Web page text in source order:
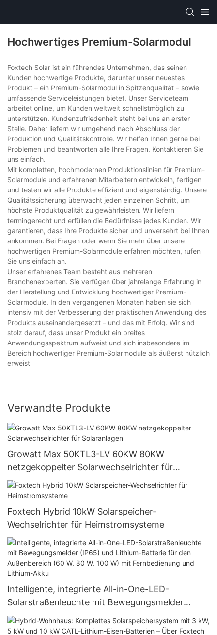
Hochwertiges Premium-Solarmodul
Foxtech Solar ist ein führendes Unternehmen, das seinen
Kunden hochwertige Produkte, darunter unser neuestes
Produkt – ein Premium-Solarmodul in Spitzenqualität – sowie
umfassende Serviceleistungen bietet. Unser Serviceteam
arbeitet online, um Kunden weltweit schnellstmöglich zu
unterstützen. Kundenzufriedenheit steht bei uns an erster
Stelle. Daher liefern wir umgehend nach Abschluss der
Produktion und Qualitätskontrolle. Wir helfen Ihnen gerne bei
Problemen und beantworten alle Ihre Fragen. Kontaktieren Sie
uns einfach.
Mit kompletten, hochmodernen Produktionslinien für Premium-
Solarmodule und erfahrenen Mitarbeitern entwickeln, fertigen
und testen wir alle Produkte effizient und eigenständig. Unsere
Qualitätssicherung überwacht jeden einzelnen Schritt, um
höchste Produktqualität zu gewährleisten. Wir liefern
termingerecht und erfüllen die Bedürfnisse jedes Kunden. Wir
garantieren, dass Ihre Produkte sicher und unversehrt bei Ihnen
ankommen. Bei Fragen oder wenn Sie mehr über unsere
hochwertigen Premium-Solarmodule erfahren möchten, rufen
Sie uns einfach an.
Unser erfahrenes Team besteht aus mehreren
Branchenexperten. Sie verfügen über jahrelange Erfahrung in
der Herstellung und Entwicklung hochwertiger Premium-
Solarmodule. In den vergangenen Monaten haben sie sich
intensiv mit der Verbesserung der praktischen Anwendung des
Produkts auseinandergesetzt – und das mit Erfolg. Wir sind
stolz darauf, dass unser Produkt ein breites
Anwendungsspektrum aufweist und sich insbesondere im
Bereich hochwertiger Premium-Solarmodule als äußerst nützlich
erweist.
Verwandte Produkte
Growatt Max 50KTL3-LV 60KW 80KW
netzgekoppelter Solarwechselrichter für
Solaranlagen
Foxtech Hybrid 10kW Solarspeicher-
Wechselrichter für Heimstromsysteme
Intelligente, integrierte All-in-One-LED-
Solarstraßenleuchte mit Bewegungsmelder
(IP65) und Lithium-Batterie für den
Außenbereich (60 W, 80 W, 100 W) mit